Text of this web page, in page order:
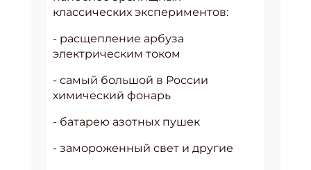
классических экспериментов:
- расщепление арбуза
электрическим током
- самый большой в России
химический фонарь
- батарею азотных пушек
- замороженный свет и другие